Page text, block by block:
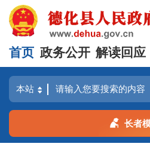
首页 政务公开 解读回应
长者